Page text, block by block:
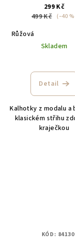
299 Kč
499 Kč
(–40
Růžová
Skladem
Detail
Kalhotky z modalu a
klasickém střihu
kraječkou
KÓD: